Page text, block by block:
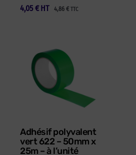
4,05 € 4,86 € TTC
HT
Adhésif polyvalent
vert 622 – 50mm x
25m – à l’unité